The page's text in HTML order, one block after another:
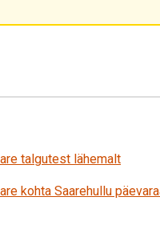
talgutest lähemalt
kohta Saarehullu